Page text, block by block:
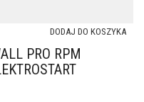
PRO RPM
DODAJ DO KOSZYKA